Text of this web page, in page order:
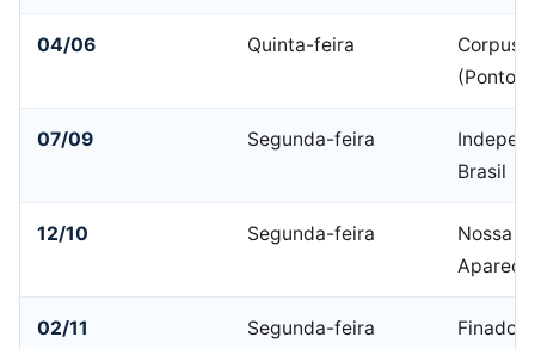
04/06 Quinta-feira
Corpus
(Ponto
07/09 Segunda-feira
Brasil
12/10 Segunda-feira
Nossa
02/11 Segunda-feira Finados